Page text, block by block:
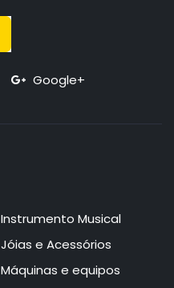
Google+
Instrumento Musical
Jóias e Acessórios
Máquinas e equipos